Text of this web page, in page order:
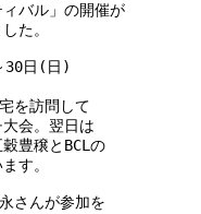
ィバル」の開催が
た。
30日(日)
を訪問して
。翌日は
穣とBCLの
。
さんが参加を